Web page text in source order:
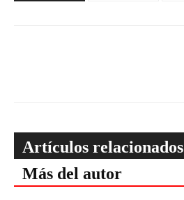
Artículos relacionados
Más del autor